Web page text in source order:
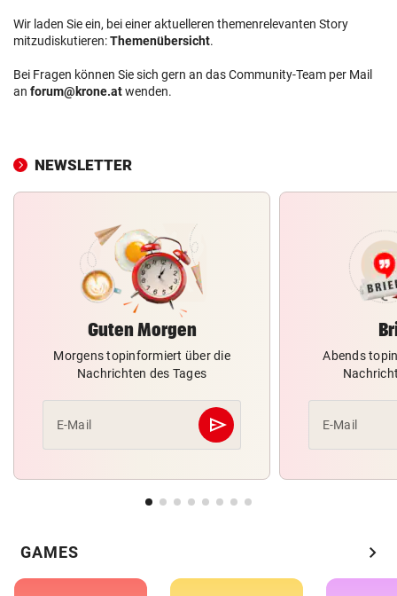
Wir laden Sie ein, bei einer aktuelleren themenrelevanten Story
mitzudiskutieren:Themenübersicht.
Bei Fragen können Sie sich gern an das Community-Team per Mail
an forum@krone.atwenden.
NEWSLETTER
Guten Morgen
Morgens topinformiert über die
Nachrichten des Tages
E-Mail send
Abschicken
Abends
E-Mail
GAMES chevron_right